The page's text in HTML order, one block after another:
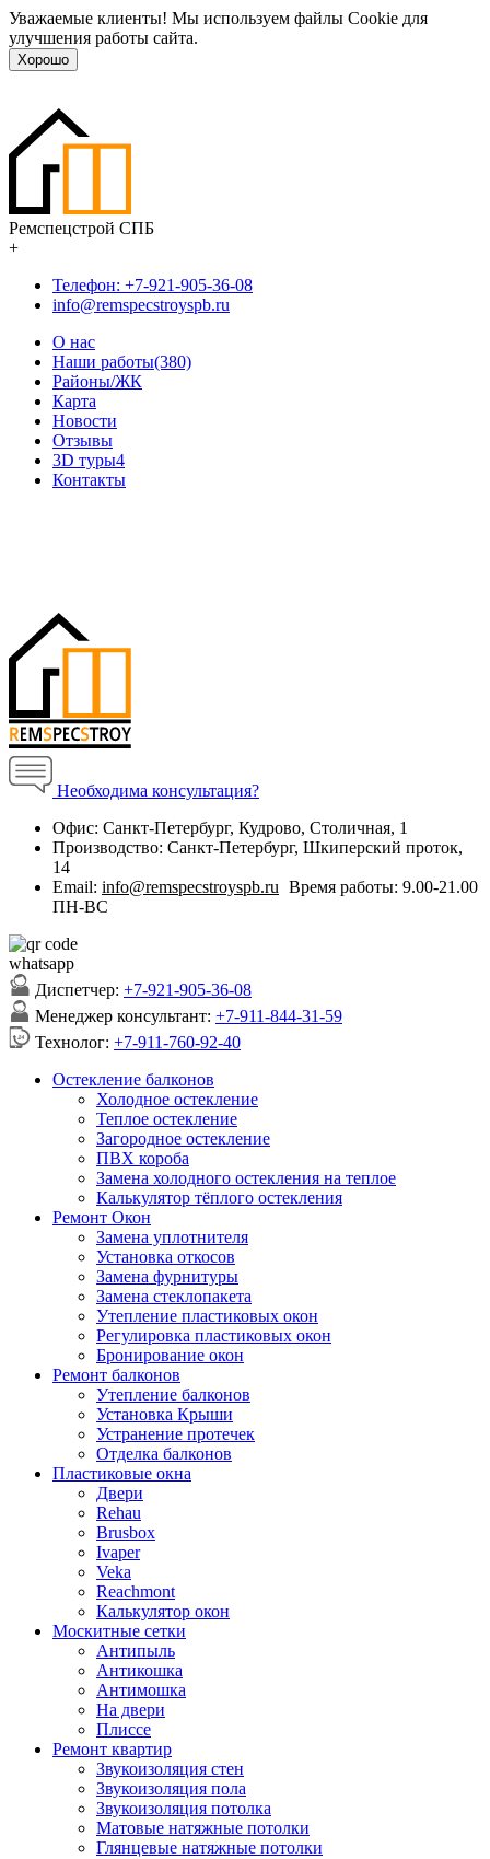
Уважаемые клиенты! Мы используем файлы Cookie для
улучшения работы сайта.
Хорошо
Ремспецстрой СПБ
+
Телефон: +7-921-905-36-08
info@remspecstroyspb.ru
О нас
Наши работы(380)
Районы/ЖК
Карта
Новости
Отзывы
3D туры4
Контакты
Необходима консультация?
Офис: Санкт-Петербург, Кудрово, Столичная, 1
Производство: Санкт-Петербург, Шкиперский проток,
14
Email: info@remspecstroyspb.ru Время работы: 9.00-21.00
ПН-ВС
Диспетчер: +7-921-905-36-08
Менеджер консультант: +7-911-844-31-59
Технолог: +7-911-760-92-40
Остекление балконов
Холодное остекление
Теплое остекление
Загородное остекление
ПВХ короба
Замена холодного остекления на теплое
Калькулятор тёплого остекления
Ремонт Окон
Замена уплотнителя
Установка откосов
Замена фурнитуры
Замена стеклопакета
Утепление пластиковых окон
Регулировка пластиковых окон
Бронирование окон
Ремонт балконов
Утепление балконов
Установка Крыши
Устранение протечек
Отделка балконов
Пластиковые окна
Двери
Rehau
Brusbox
Ivaper
Veka
Reachmont
Калькулятор окон
Москитные сетки
Антипыль
Антикошка
Антимошка
На двери
Плиссе
Ремонт квартир
Звукоизоляция стен
Звукоизоляция пола
Звукоизоляция потолка
Матовые натяжные потолки
Глянцевые натяжные потолки